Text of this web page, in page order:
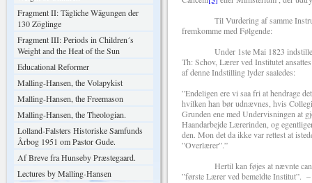
Fragment II: Tägliche Wägungen der
130 Zöglinge
Fragment III: Periods in Children´s
Weight and the Heat of the Sun
Educational Reformer
Malling-Hansen, the Volapykist
Malling-Hansen, the Freemason
Malling-Hansen, the Theologian.
Lolland-Falsters Historiske Samfunds
Årbog 1951 om Pastor Gude.
Af Breve fra Hunseby Præstegaard.
Lectures by Malling-Hansen
Til Vurdering af samme
fremkomme med Følgende:
Under 1ste Mai 1823 indstillede
Th: Schov, Lærer ved Institutet
af denne Indstilling lyder saaledes:
”Endeligen ere vi saa fri at hendrage
hvilken han bør udnævnes, hvis
Grunden ene med Undervisningen at
Haandarbejde Lærerinden, og
den. Mon det da ikke var rettest at
”Overlærer”.”
Hertil kan føjes at nævnte
”første Lærer ved bemeldte Institut”. –